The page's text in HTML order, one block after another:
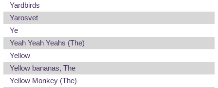
Yardbirds
Yarosvet
Ye
Yeah Yeah Yeahs (The)
Yellow
Yellow bananas, The
Yellow Monkey (The)